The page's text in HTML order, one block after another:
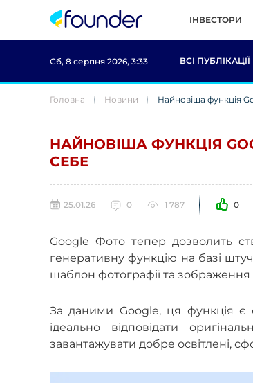
ІНВЕСТОРИ
Сб, 8 серпня 2026, 3:33 ВСІ ПУБЛІКАЦІЇ
Головна Новини Найновіша функція
НАЙНОВІША ФУНКЦІЯ
СЕБЕ
25.01.26 0 1 787 0
Google Фото тепер дозволить
генеративну функцію на базі
шаблон фотографії та
За даними Google, ця функція є
ідеально відповідати
завантажувати добре освітлені,